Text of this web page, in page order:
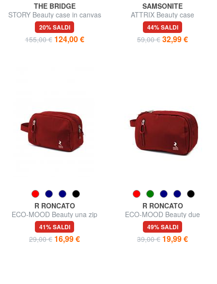
THE BRIDGE
STORY Beauty case in canvas
e pelle
20% SALDI
155,00 € 124,00 €
SAMSONITE
ATTRIX Beauty case
44% SALDI
59,00 € 32,99 €
R RONCATO
ECO-MOOD Beauty una zip
41% SALDI
29,00 € 16,99 €
R RONCATO
ECO-MOOD Beauty due
scomparti
49% SALDI
39,00 € 19,99 €